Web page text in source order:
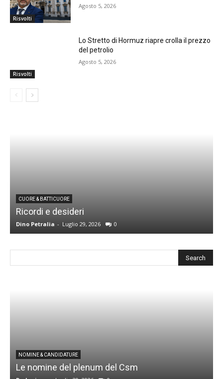
Risvolti
Agosto 5, 2026
Risvolti
Lo Stretto di Hormuz riapre crolla il prezzo
del petrolio
Agosto 5, 2026
CUORE & BATTICUORE
Ricordi e desideri
Dino Petralia - Luglio 29, 2026 0
NOMINE & CANDIDATURE
Le nomine del plenum del Csm